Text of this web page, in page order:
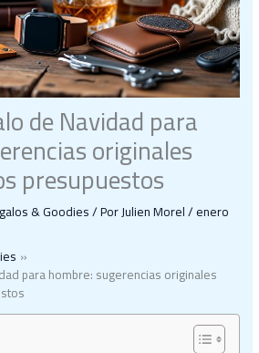
de Navidad para
originales
presupuestos
& Goodies/ PorJulien Morel/enero
para hombre: sugerencias originales